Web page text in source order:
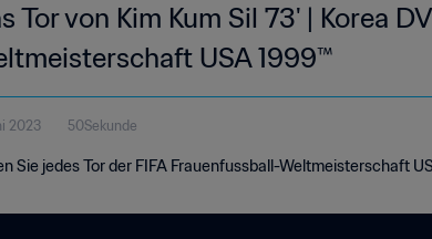
Tor von Kim Kum Sil 73' | Korea
USA 1999™
2023 50Sekunde
Sie jedes Tor der FIFA Frauenfussball-Weltmeisterschaft